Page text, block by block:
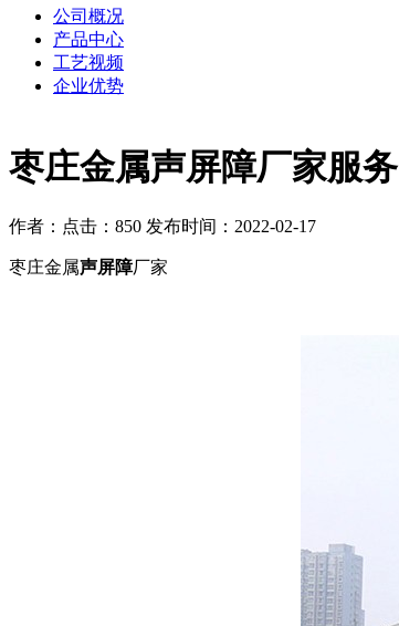
枣庄金属声屏障厂家服务
作者： 点击：850 发布时间：2022-02-17
枣庄金属声屏障厂家
公司概况
产品中心
工艺视频
企业优势